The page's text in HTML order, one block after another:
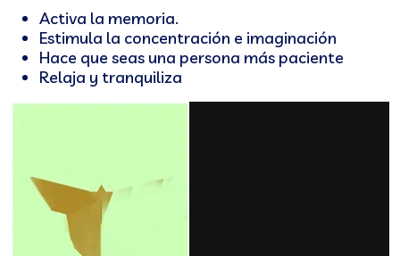
Activa la memoria.
Estimula la concentración e imaginación
Hace que seas una persona más paciente
Relaja y tranquiliza